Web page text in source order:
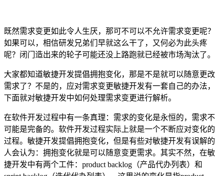
既然需求变更如此令人生厌，那可不可以不允许需求变更呢？
如果可以，相信研发兄弟们早就这么干了，又何必为此头疼
呢？闭门造出来的轮子可能还没上路跑就已经被市场淘汰了。
大家都知道敏捷开发提倡拥抱变化，那是不是就可以随意更改
需求了？不是的，应对需求变更敏捷开发有一套自己的办法，
下面就对敏捷开发中如何处理需求变更进行解析。
在软件开发过程中有一条真理：需求的变化是永恒的，需求不
可能是完备的。软件开发过程实际上就是一个不断应对变化的
过程。敏捷开发提倡拥抱变化，但是有些对敏捷开发有误解的
人会认为：拥抱变化就是可以随意变更需求。其实不然，在敏
捷开发中有两个工件：product backlog（产品代办列表）和